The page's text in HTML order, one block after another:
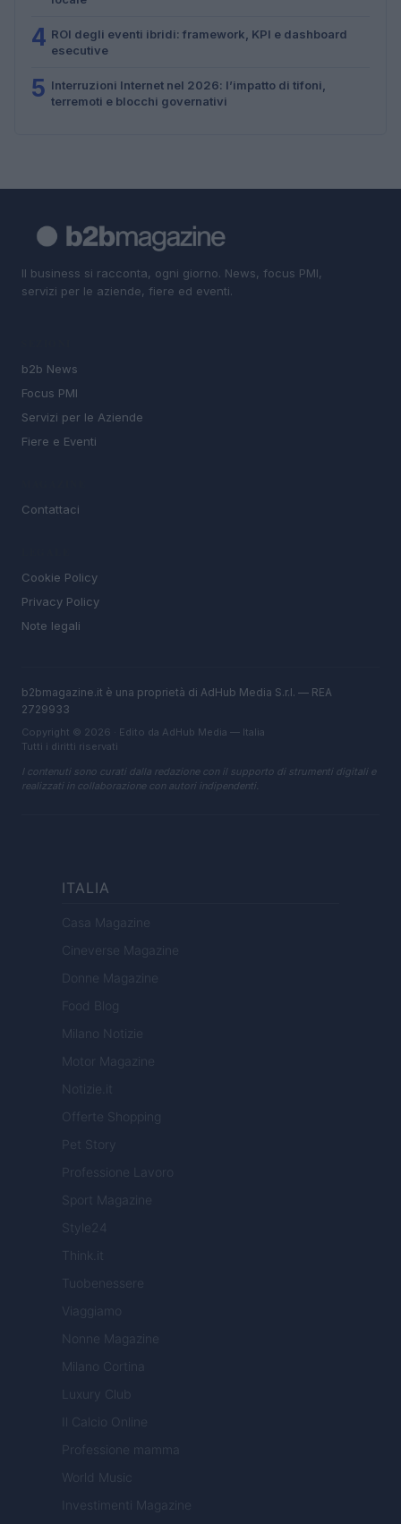
4 ROI degli eventi ibridi: framework, KPI e dashboard
esecutive
5 Interruzioni Internet nel 2026: l’impatto di tifoni,
terremoti e blocchi governativi
Il business si racconta, ogni giorno. News, focus PMI,
servizi per le aziende, fiere ed eventi.
b2b News
Focus PMI
Servizi per le Aziende
Fiere e Eventi
Contattaci
Cookie Policy
Privacy Policy
Note legali
b2bmagazine.it è una proprietà di AdHub Media S.r.l. — REA
2729933
Copyright © 2026 · Edito da AdHub Media — Italia
Tutti i diritti riservati
I contenuti sono curati dalla redazione con il supporto di strumenti digitali e
realizzati in collaborazione con autori indipendenti.
ITALIA
Casa Magazine
Cineverse Magazine
Donne Magazine
Food Blog
Milano Notizie
Motor Magazine
Notizie.it
Offerte Shopping
Pet Story
Professione Lavoro
Sport Magazine
Style24
Think.it
Tuobenessere
Viaggiamo
Nonne Magazine
Milano Cortina
Luxury Club
Il Calcio Online
Professione mamma
World Music
Investimenti Magazine